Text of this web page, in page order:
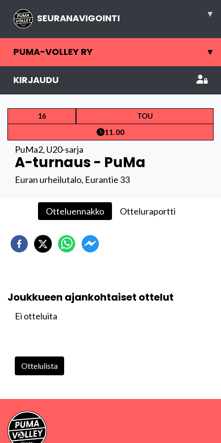
SEURANAVIGOINTI ▾
PUMA-VOLLEY RY ▾
KIRJAUDU
16 TOU
11.00
PuMa2, U20-sarja
A-turnaus - PuMa
Euran urheilutalo, Eurantie 33
Otteluennakko Otteluraportti
Joukkueen ajankohtaiset ottelut
Ei otteluita
Ottelulista